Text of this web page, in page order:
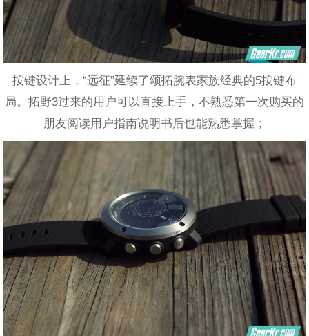
按键设计上，“远征”延续了颂拓腕表家族经典的5按键布
局。拓野3过来的用户可以直接上手，不熟悉第一次购买的
朋友阅读用户指南说明书后也能熟悉掌握；